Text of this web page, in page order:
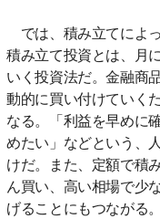
では、積み立てによ
積み立て投資とは、月
いく投資法だ。金融商
動的に買い付けていく
なる。「利益を早めに
めたい」などという、
けだ。また、定額で積
ん買い、高い相場で少
げることにもつながる。